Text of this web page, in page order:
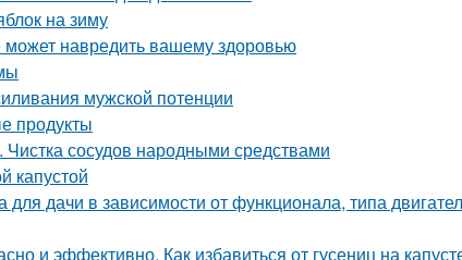
на зиму
навредить вашему здоровью
мужской потенции
продукты
Чистка сосудов народными средствами
капустой
дачи в зависимости от функционала, типа
и эффективно. Как избавиться от гусениц на